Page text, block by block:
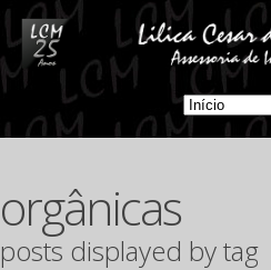
orgânicas
posts displayed by tag